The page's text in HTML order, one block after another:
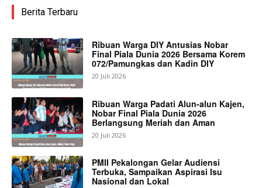
Berita Terbaru
Ribuan Warga DIY Antusias Nobar
Final Piala Dunia 2026 Bersama Korem
072/Pamungkas dan Kadin DIY
20 Juli 2026
Ribuan Warga Padati Alun-alun Kajen,
Nobar Final Piala Dunia 2026
Berlangsung Meriah dan Aman
20 Juli 2026
PMII Pekalongan Gelar Audiensi
Terbuka, Sampaikan Aspirasi Isu
Nasional dan Lokal